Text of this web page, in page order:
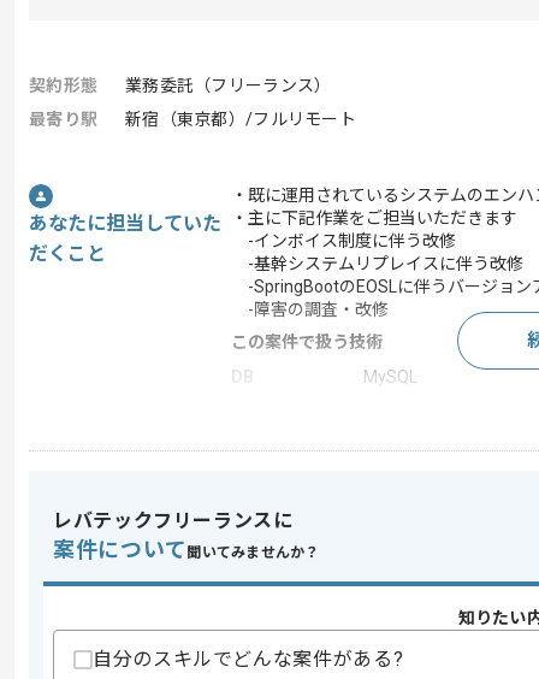
契約形態
業務委託（フリーランス）
最寄り駅
新宿（東京都）/フルリモート
あなたに担当していた
だくこと
・既に運用されているシステムのエン
・主に下記作業をご担当いただきます
-インボイス制度に伴う改修
-基幹システムリプレイスに伴う改修
-SpringBootのEOSLに伴うバージョン
-障害の調査・改修
この案件で扱う技術
DB
MySQL
開発ツール
GitHub , Docker , Git
業務内容
特徴
求めるスキル
レバテックフリーランスに
案件について 聞いてみませんか？
知りたい
自分のスキルでどんな案件がある?